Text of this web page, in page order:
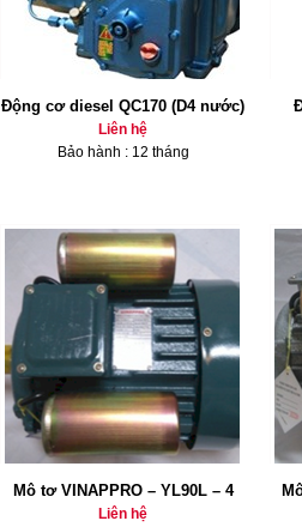
Động cơ diesel QC170 (D4 nước)
Liên hệ
Bảo hành : 12 tháng
Mô tơ VINAPPRO – YL90L – 4
Liên hệ